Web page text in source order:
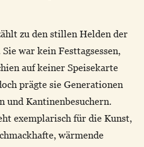
zu den stillen Helden der
war kein Festtagsessen,
auf keiner Speisekarte
prägte sie Generationen
und Kantinenbesuchern.
exemplarisch für die Kunst,
wärmende